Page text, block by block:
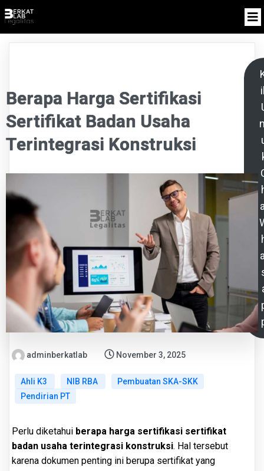
Berapa Harga Sertifikasi
Sertifikat Badan Usaha
Terintegrasi Konstruksi
adminberkatlab November 3, 2025
Ahli K3 NIB RBA
Pembuatan SKA-SKK
Pendirian PT
Perlu diketahui berapa harga sertifikasi sertifikat
badan usaha terintegrasi konstruksi. Hal tersebut
karena dokumen penting ini berupa sertifikat yang